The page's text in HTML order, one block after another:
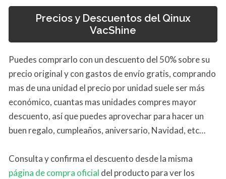
Precios y Descuentos del Qinux
VacShine
Puedes comprarlo con un descuento del 50% sobre su
precio original y con gastos de envío gratis, comprando
mas de una unidad el precio por unidad suele ser más
económico, cuantas mas unidades compres mayor
descuento, así que puedes aprovechar para hacer un
buen regalo, cumpleaños, aniversario, Navidad, etc…
Consulta y confirma el descuento desde la misma
página de compra oficial del producto para ver los